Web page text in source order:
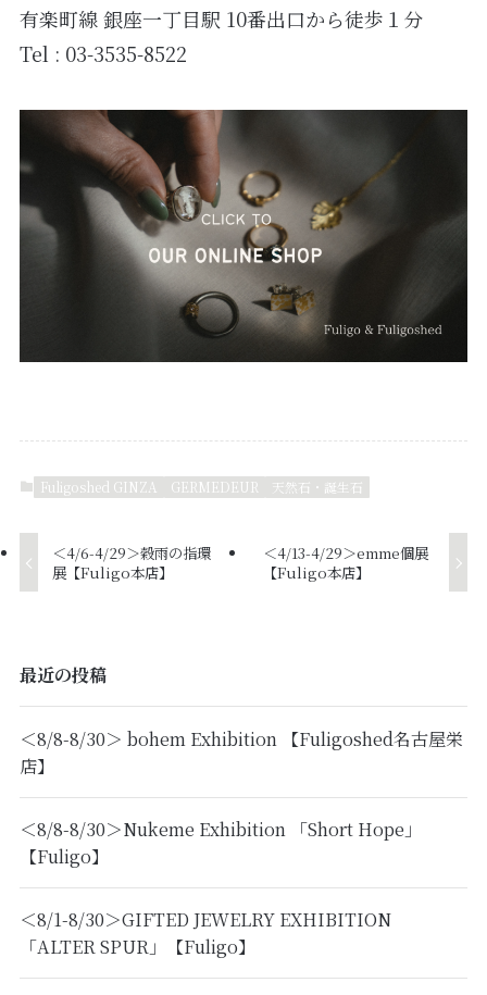
有楽町線 銀座一丁目駅 10番出口から徒歩１分
Tel : 03-3535-8522
Fuligoshed GINZA GERMEDEUR 天然石・誕生石
＜4/6-4/29＞穀雨の指環
展【Fuligo本店】
＜4/13-4/29＞emme個展
【Fuligo本店】
最近の投稿
＜8/8-8/30＞ bohem Exhibition 【Fuligoshed名古屋栄
店】
＜8/8-8/30＞Nukeme Exhibition 「Short Hope」
【Fuligo】
＜8/1-8/30＞GIFTED JEWELRY EXHIBITION
「ALTER SPUR」【Fuligo】